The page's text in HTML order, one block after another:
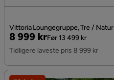
Vittoria Loungegruppe, Tre / Natur
Pris
8 999 kr
Original
Pris
Før 13 499 kr
Tidligere laveste pris 8 999 kr